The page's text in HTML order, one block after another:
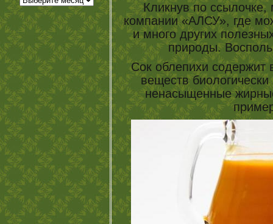
Кликнув по ссылочке,
компании «АЛСУ», где
и много других
природы.
Сок облепихи содержит
веществ
ненасыщенные